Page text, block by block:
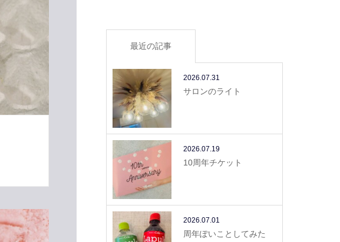
最近の記事
2026.07.31
サロンのライト
2026.07.19
10周年チケット
2026.07.01
周年ぽいことしてみた